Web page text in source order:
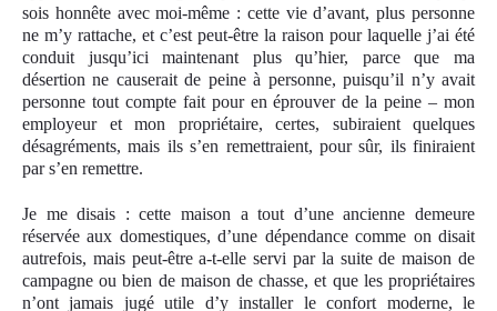
sois honnête avec moi-même : cette vie d’avant, plus personne
ne m’y rattache, et c’est peut-être la raison pour laquelle j’ai été
conduit jusqu’ici maintenant plus qu’hier, parce que ma
désertion ne causerait de peine à personne, puisqu’il n’y avait
personne tout compte fait pour en éprouver de la peine – mon
employeur et mon propriétaire, certes, subiraient quelques
désagréments, mais ils s’en remettraient, pour sûr, ils finiraient
par s’en remettre.
Je me disais : cette maison a tout d’une ancienne demeure
réservée aux domestiques, d’une dépendance comme on disait
autrefois, mais peut-être a-t-elle servi par la suite de maison de
campagne ou bien de maison de chasse, et que les propriétaires
n’ont jamais jugé utile d’y installer le confort moderne, le